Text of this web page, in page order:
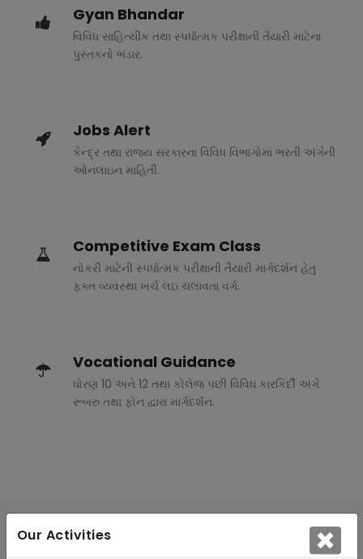
Our Activities
Gyan Bhandar
વિવિધ સાહિત્યીક તથા સ્પર્ધાત્મક પરીક્ષાની તૈયારી માટેના
પુસ્તકનો ભંડાર.
Jobs Alert
કેન્દ્ર તથા રાજ્ય સરકારના વિવિધ વિભાગોમાં ભરતી અંગેની
ઓનલાઇન માહિતી.
Competitive Exam Class
નોકરી માટેની સ્પર્ધાત્મક પરીક્ષાની તૈયારી માર્ગદર્શન હેતુ
ફક્ત વ્યવસ્થા ખર્ચ લઇ ચલાવતા વર્ગ.
Vocational Guidance
ધોરણ 10 અને 12 તથા કોલેજ પછી વિવિધ કારકિર્દી અંગે
રૂબરુ તથા ફોન દ્વારા માર્ગદર્શન.